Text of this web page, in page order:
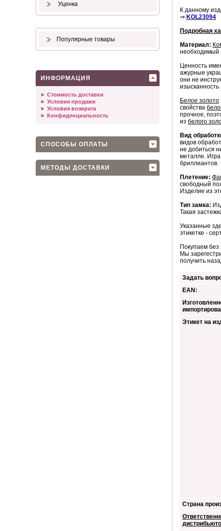
Уценка
Популярные товары
ИНФОРМАЦИЯ
» Стоимость доставки
» Условия продажи
» Условия возврата
» Конфиденциальность
СПОСОБЫ ОПЛАТЫ
МЕТОДЫ ДОСТАВКИ
К данному
⇒ KOL23094
Подробная
Материал:
необходимый
Ценность
ажурные
они не
Белое золото
свойства
прочное,
из белого
Вид
видов
не добиться
металле.
бриллиантов.
Плетение:
свободный
Изделие из
Тип замка:
Такая
Указанные
этикетке -
Покупаем без
Мы
получить
Задать
EAN:
Этикет на
Страна